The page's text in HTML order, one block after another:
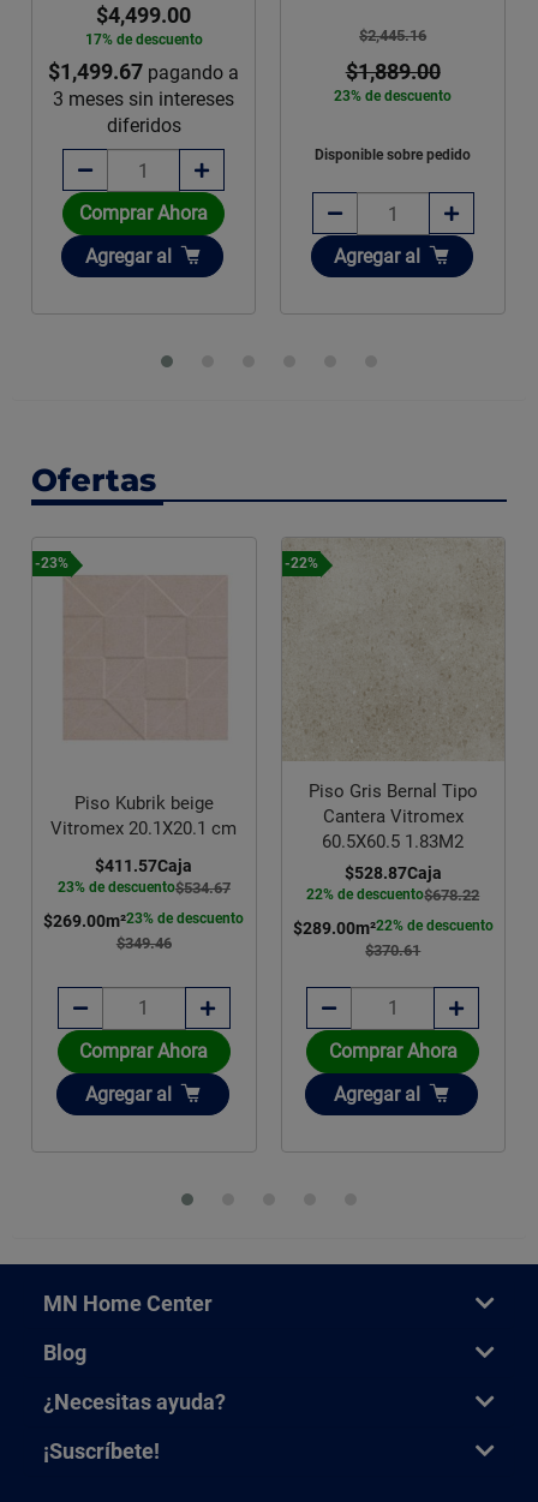
$4,499.00
17% de descuento
$1,499.67 pagando a
3 meses sin intereses
diferidos
Comprar Ahora
Añadir
Agregar al
$2,445.16
$1,889.00
23% de descuento
Disponible sobre pedido
Añadir
Agregar al
Ofertas
-23%
Piso Kubrik beige
Vitromex 20.1X20.1 cm
$534.67
$411.57Caja
23% de descuento
$349.46
$269.00m²23% de descuento
Comprar Ahora
Añadir
Agregar al
-22%
Piso Gris Bernal Tipo
Cantera Vitromex
60.5X60.5 1.83M2
$678.22
$528.87Caja
22% de descuento
$370.61
$289.00m²22% de descuento
Comprar Ahora
Añadir
Agregar al
MN Home Center
Blog
¿Necesitas ayuda?
¡Suscríbete!